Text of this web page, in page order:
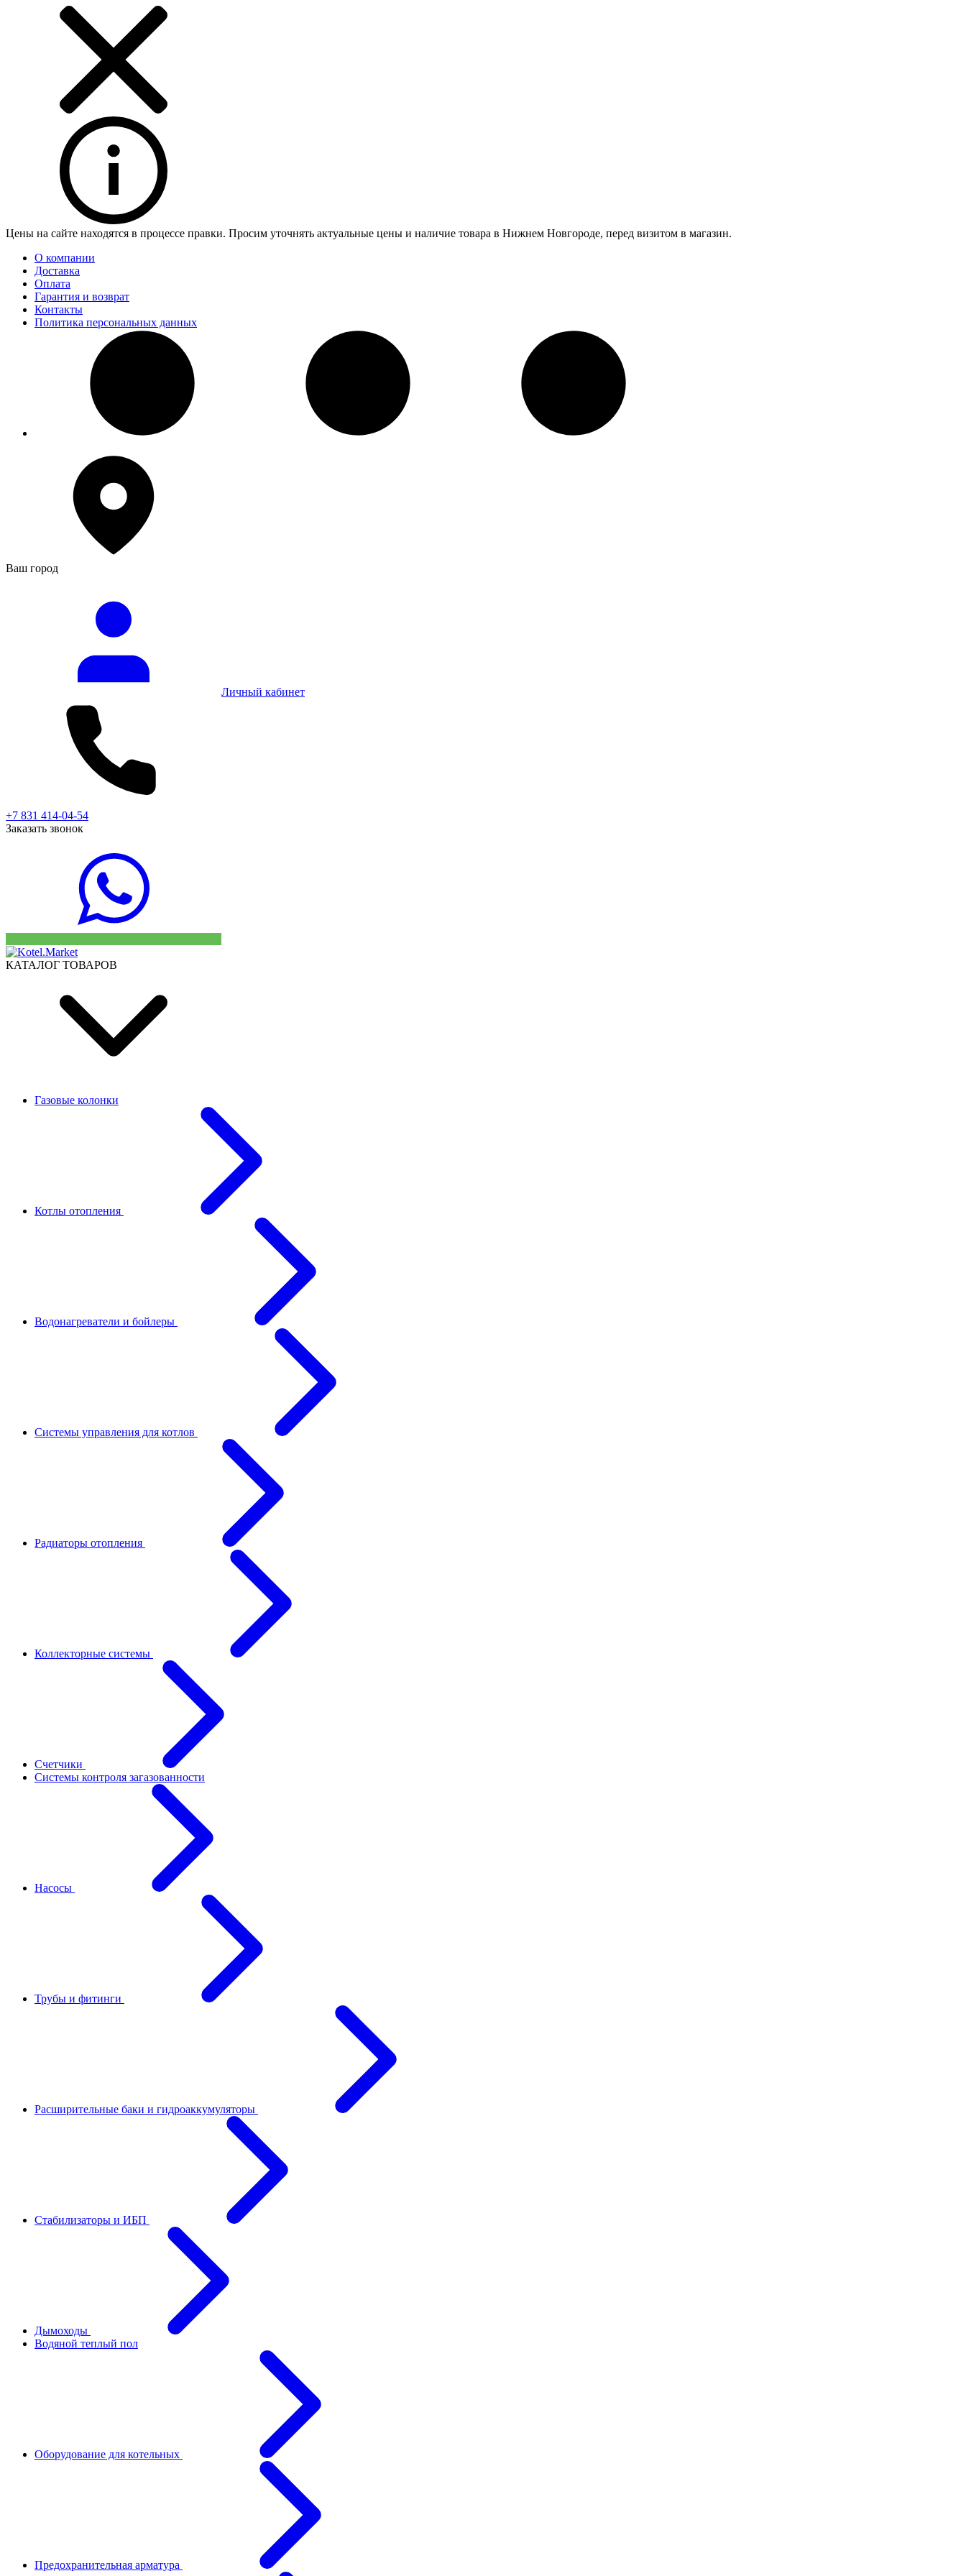
Цены на сайте находятся в процессе правки. Просим уточнять актуальные цены и наличие товара в Нижнем Новгороде, перед визитом в магазин.
О компании
Доставка
Оплата
Гарантия и возврат
Контакты
Политика персональных данных
Ваш город
Личный кабинет
+7 831 414-04-54
Заказать звонок
КАТАЛОГ ТОВАРОВ
Газовые колонки
Котлы отопления
Водонагреватели и бойлеры
Системы управления для котлов
Радиаторы отопления
Коллекторные системы
Счетчики
Системы контроля загазованности
Насосы
Трубы и фитинги
Расширительные баки и гидроаккумуляторы
Стабилизаторы и ИБП
Дымоходы
Водяной теплый пол
Оборудование для котельных
Предохранительная арматура